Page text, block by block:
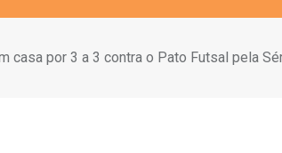
casa por 3 a 3 contra o Pato Futsal pela